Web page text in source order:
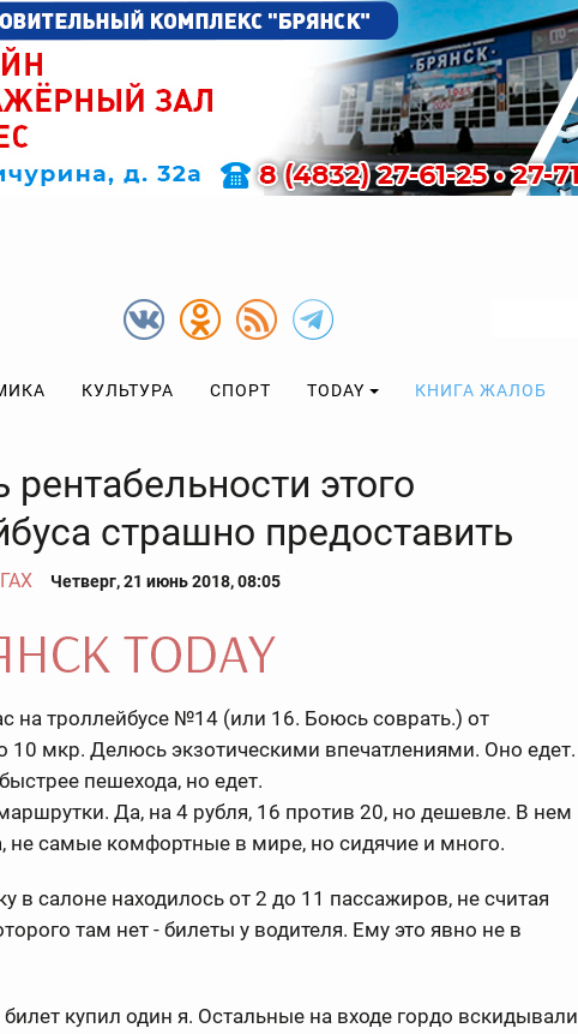
КУЛЬТУРА СПОРТ TODAY КНИГА ЖАЛОБ
рентабельности этого
страшно предоставить
Четверг, 21 июнь 2018, 08:05
на троллейбусе №14 (или 16. Боюсь соврать.) от
10 мкр. Делюсь экзотическими впечатлениями. Оно едет.
пешехода, но едет.
Да, на 4 рубля, 16 против 20, но дешевле. В нем
не самые комфортные в мире, но сидячие и много.
в салоне находилось от 2 до 11 пассажиров, не считая
там нет - билеты у водителя. Ему это явно не в
купил один я. Остальные на входе гордо вскидывали